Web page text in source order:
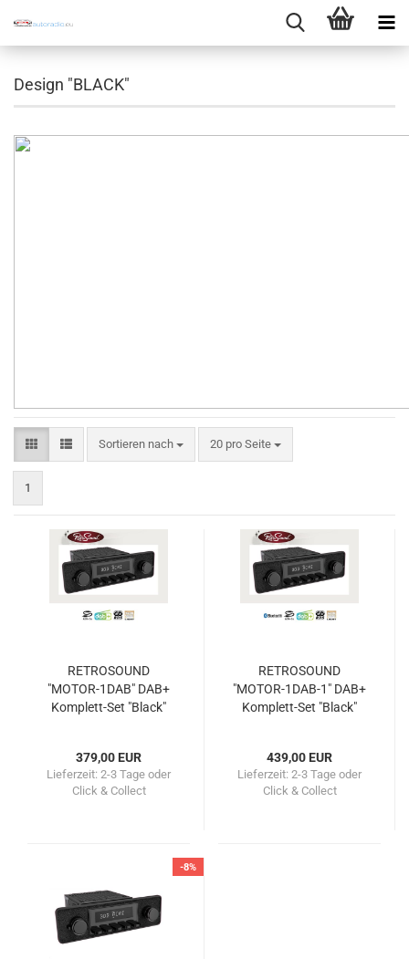
Design "BLACK"
Sortieren nach
Sortieren nach 20 pro Seite
pro Seite
1
RETROSOUND
"MOTOR-1DAB" DAB+
Komplett-Set "Black"
379,00 EUR
Lieferzeit: 2-3 Tage oder
Click & Collect
RETROSOUND
"MOTOR-1DAB-1" DAB+
Komplett-Set "Black"
439,00 EUR
Lieferzeit: 2-3 Tage oder
Click & Collect
-8%